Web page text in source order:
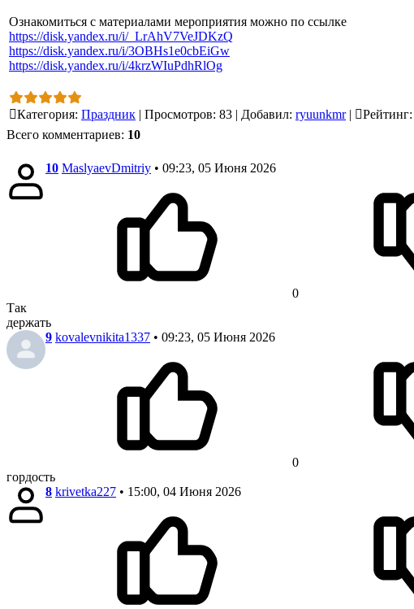
Ознакомиться с материалами мероприятия можно по ссылке
https://disk.yandex.ru/i/_LrAhV7VeJDKzQ
https://disk.yandex.ru/i/3OBHs1e0cbEiGw
https://disk.yandex.ru/i/4krzWIuPdhRlOg
Категория: Праздник | Просмотров: 83 | Добавил: ryuunkmr | Рейтинг:
Всего комментариев: 10
10 MaslyaevDmitriy • 09:23, 05 Июня 2026
0
Так
держать
9 kovalevnikita1337 • 09:23, 05 Июня 2026
0
гордость
8 krivetka227 • 15:00, 04 Июня 2026